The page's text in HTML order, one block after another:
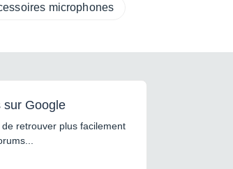
microphones
sur Google
retrouver plus facilement